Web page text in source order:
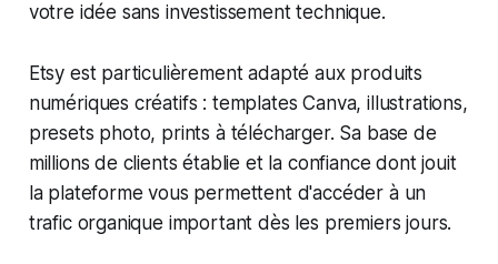
votre idée sans investissement technique.
Etsy est particulièrement adapté aux produits
numériques créatifs : templates Canva, illustrations,
presets photo, prints à télécharger. Sa base de
millions de clients établie et la confiance dont jouit
la plateforme vous permettent d'accéder à un
trafic organique important dès les premiers jours.